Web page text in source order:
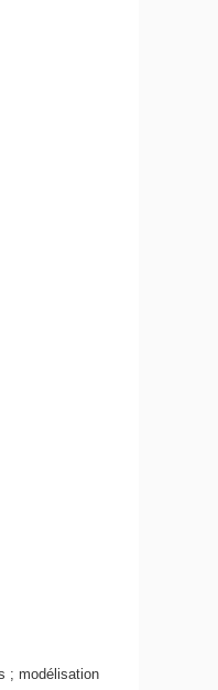
; modélisation